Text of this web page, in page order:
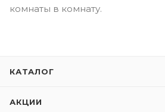
комнаты в комнату.
КАТАЛОГ
АКЦИИ